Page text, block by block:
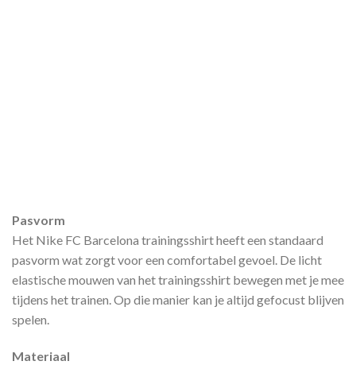
Pasvorm
Het Nike FC Barcelona trainingsshirt heeft een standaard
pasvorm wat zorgt voor een comfortabel gevoel. De licht
elastische mouwen van het trainingsshirt bewegen met je mee
tijdens het trainen. Op die manier kan je altijd gefocust blijven
spelen.
Materiaal